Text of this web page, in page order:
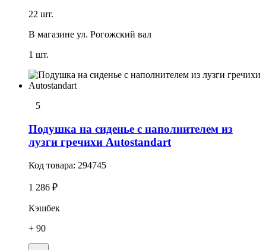
22 шт.
В магазине ул. Рогожский вал
1 шт.
5
Подушка на сиденье с наполнителем из
лузги гречихи Autostandart
Код товара: 294745
1 286 ₽
Кэшбек
+ 90